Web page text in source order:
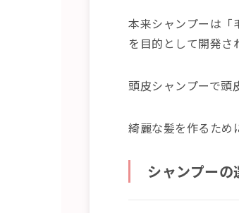
本来シャンプーは「
を目的として開発さ
頭皮シャンプーで頭
綺麗な髪を作るため
シャンプーの